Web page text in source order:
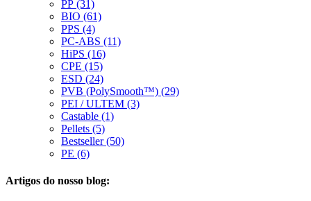
PP (31)
BIO (61)
PPS (4)
PC-ABS (11)
HiPS (16)
CPE (15)
ESD (24)
PVB (PolySmooth™) (29)
PEI / ULTEM (3)
Castable (1)
Pellets (5)
Bestseller (50)
PE (6)
Artigos do nosso blog: